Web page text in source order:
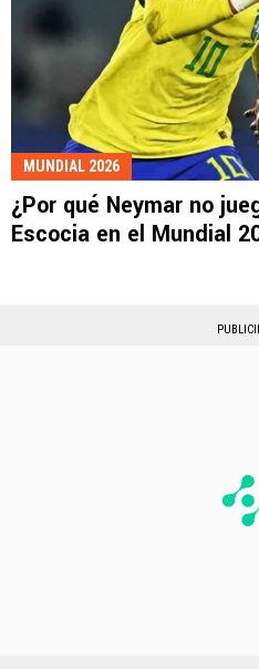
MUNDIAL 2026
¿Por qué Neymar no
Escocia en el Mundial